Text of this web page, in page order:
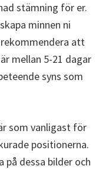
stämning för er.
minnen ni
att
mellan 5-21 dagar
syns som
som vanligast för
positionerna.
på dessa bilder och